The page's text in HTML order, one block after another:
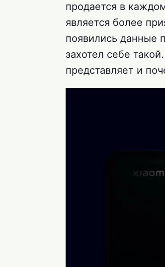
продается в
является более
появились данные
захотел себе
представляет и